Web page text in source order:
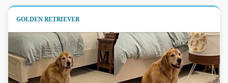
GOLDEN RETRIEVER